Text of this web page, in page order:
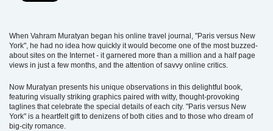
When Vahram Muratyan began his online travel journal, "Paris versus New
York", he had no idea how quickly it would become one of the most buzzed-
about sites on the Internet - it garnered more than a million and a half page
views in just a few months, and the attention of savvy online critics.
Now Muratyan presents his unique observations in this delightful book,
featuring visually striking graphics paired with witty, thought-provoking
taglines that celebrate the special details of each city. "Paris versus New
York" is a heartfelt gift to denizens of both cities and to those who dream of
big-city romance.